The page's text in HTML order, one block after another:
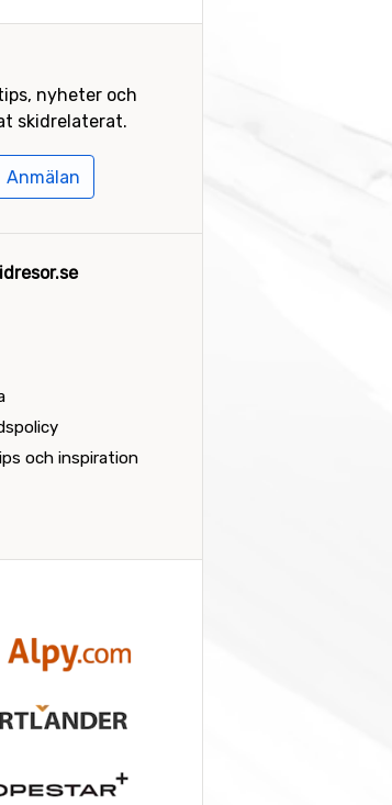
nyheter och
skidrelaterat.
Anmälan
och inspiration